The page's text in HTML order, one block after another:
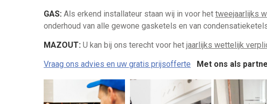
GAS: Als erkend installateur staan wij in voor het tweejaarlijks
onderhoud van alle gewone gasketels en van
MAZOUT: U kan bij ons terecht voor het jaarlijks wettelijk
Vraag ons advies en uw gratis prijsofferte
Met ons als